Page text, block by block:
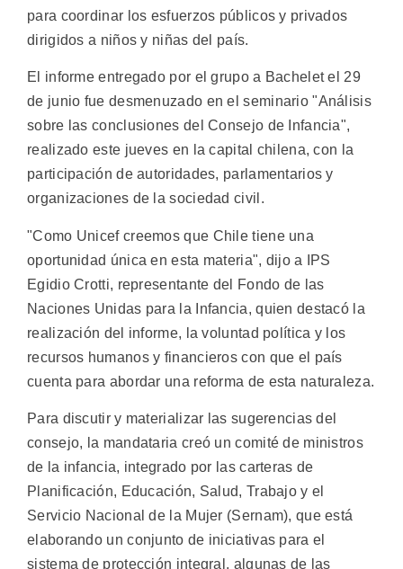
para coordinar los esfuerzos públicos y privados
dirigidos a niños y niñas del país.
El informe entregado por el grupo a Bachelet el 29
de junio fue desmenuzado en el seminario "Análisis
sobre las conclusiones del Consejo de Infancia",
realizado este jueves en la capital chilena, con la
participación de autoridades, parlamentarios y
organizaciones de la sociedad civil.
"Como Unicef creemos que Chile tiene una
oportunidad única en esta materia", dijo a IPS
Egidio Crotti, representante del Fondo de las
Naciones Unidas para la Infancia, quien destacó la
realización del informe, la voluntad política y los
recursos humanos y financieros con que el país
cuenta para abordar una reforma de esta naturaleza.
Para discutir y materializar las sugerencias del
consejo, la mandataria creó un comité de ministros
de la infancia, integrado por las carteras de
Planificación, Educación, Salud, Trabajo y el
Servicio Nacional de la Mujer (Sernam), que está
elaborando un conjunto de iniciativas para el
sistema de protección integral, algunas de las